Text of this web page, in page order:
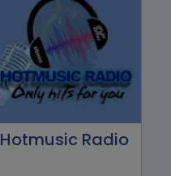
Hotmusic Radio